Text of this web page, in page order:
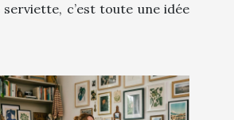
c’est toute une idée